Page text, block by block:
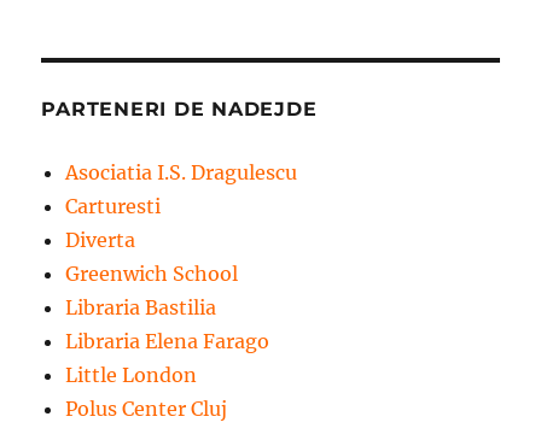
PARTENERI DE NADEJDE
Asociatia I.S. Dragulescu
Carturesti
Diverta
Greenwich School
Libraria Bastilia
Libraria Elena Farago
Little London
Polus Center Cluj